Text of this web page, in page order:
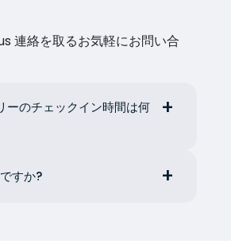
連絡を取るお気軽にお問い合
ーのチェックイン時間は何
すか?